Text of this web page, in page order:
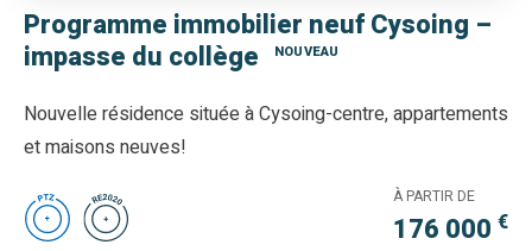
Programme immobilier neuf Cysoing –
impasse du collège
NOUVEAU
Nouvelle résidence située à Cysoing-centre, appartements
et maisons neuves!
À PARTIR DE
176 000 €